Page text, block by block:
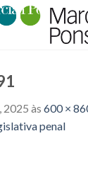
2025 às 600 ×
penal